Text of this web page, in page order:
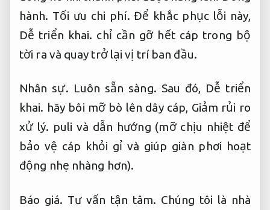
hành. Tối ưu chi phí. Để khắc phục lỗi này,
Dễ triển khai. chỉ cần gỡ hết cáp trong bộ
tời ra và quay trở lại vị trí ban đầu.
Nhân sự. Luôn sẵn sàng. Sau đó, Dễ triển
khai. hãy bôi mỡ bò lên dây cáp, Giảm rủi ro
xử lý. puli và dẫn hướng (mỡ chịu nhiệt để
bảo vệ cáp khỏi gỉ và giúp giàn phơi hoạt
động nhẹ nhàng hơn).
Báo giá. Tư vấn tận tâm. Chúng tôi là nhà